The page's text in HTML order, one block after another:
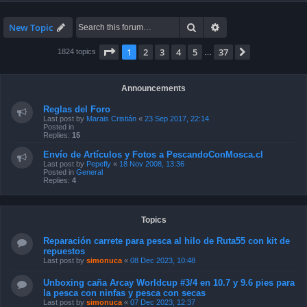
New Topic Search
1824 topics Page 1of 37
1 2 3 4 5 37
Announcements
Reglas del Foro
Last post by Marais Cristián « 23 Sep 2017, 22:14
Posted in
Replies: 15
Envío de Artículos y Fotos a PescandoConMosca.cl
Last post by Pepefly « 18 Nov 2008, 13:36
Posted in General
Replies: 4
Topics
Reparación carrete para pesca al hilo de Ruta55 con kit de
repuestos
Last post by simonuca « 08 Dec 2023, 10:48
Unboxing caña Arcay Worldcup #3/4 en 10.7 y 9.6 pies para
la pesca con ninfas y pesca con secas
Last post by simonuca « 07 Dec 2023, 12:37